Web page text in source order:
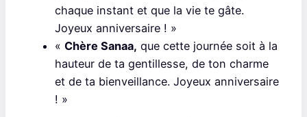
chaque instant et que la vie te gâte.
Joyeux anniversaire ! »
« Chère Sanaa, que cette journée soit à la
hauteur de ta gentillesse, de ton charme
et de ta bienveillance. Joyeux anniversaire
! »